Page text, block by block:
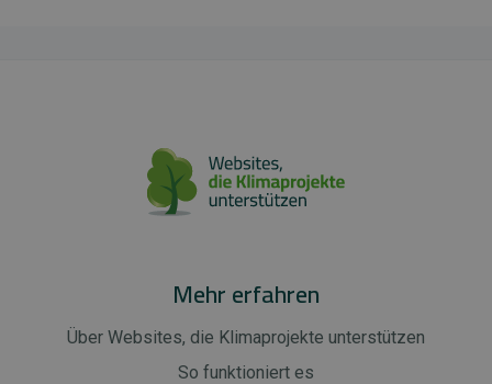
Mehr erfahren
Über Websites, die Klimaprojekte unterstützen
So funktioniert es